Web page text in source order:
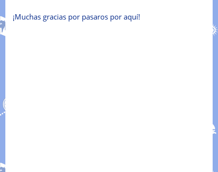
¡Muchas gracias por pasaros por aquí!